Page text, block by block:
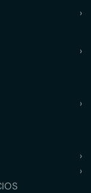
›
›
›
›
›